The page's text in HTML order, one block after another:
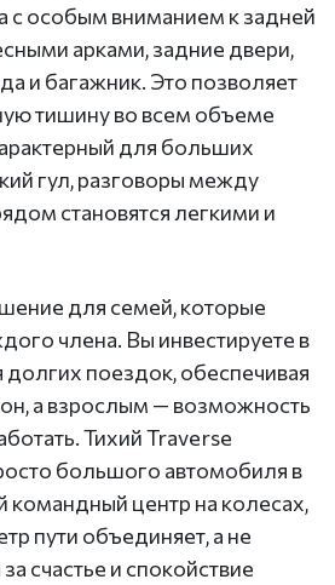
с особым вниманием к задней
арками, задние двери,
и багажник. Это позволяет
тишину во всем объеме
для больших
гул, разговоры между
становятся легкими и
для семей, которые
члена. Вы инвестируете в
поездок, обеспечивая
а взрослым — возможность
Тихий Traverse
большого автомобиля в
командный центр на колесах,
пути объединяет, а не
счастье и спокойствие